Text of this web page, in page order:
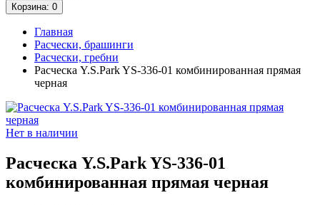
Корзина: 0
Главная
Расчески, брашинги
Расчески, гребни
Расческа Y.S.Park YS-336-01 комбинированная прямая
черная
Нет в наличии
Расческа Y.S.Park YS-336-01
комбинированная прямая черная